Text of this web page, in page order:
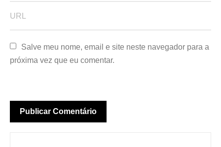
Salve meu nome, email e site neste navegador para a
próxima vez que eu comentar.